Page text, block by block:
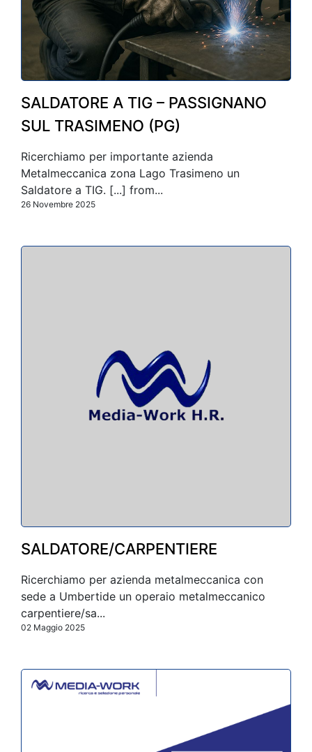
SALDATORE A TIG – PASSIGNANO
SUL TRASIMENO (PG)
Ricerchiamo per importante azienda
Metalmeccanica zona Lago Trasimeno un
Saldatore a TIG. [...] from...
26 Novembre 2025
SALDATORE/CARPENTIERE
Ricerchiamo per azienda metalmeccanica con
sede a Umbertide un operaio metalmeccanico
carpentiere/sa...
02 Maggio 2025